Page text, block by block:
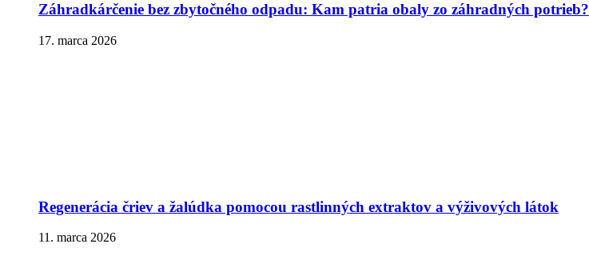
Záhradkárčenie bez zbytočného odpadu: Kam patria obaly zo záhradných potrieb?
17. marca 2026
Regenerácia čriev a žalúdka pomocou rastlinných extraktov a výživových látok
11. marca 2026